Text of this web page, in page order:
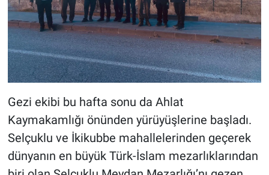
Gezi ekibi bu hafta sonu da Ahlat
Kaymakamlığı önünden yürüyüşlerine başladı.
Selçuklu ve İkikubbe mahallelerinden geçerek
dünyanın en büyük Türk-İslam mezarlıklarından